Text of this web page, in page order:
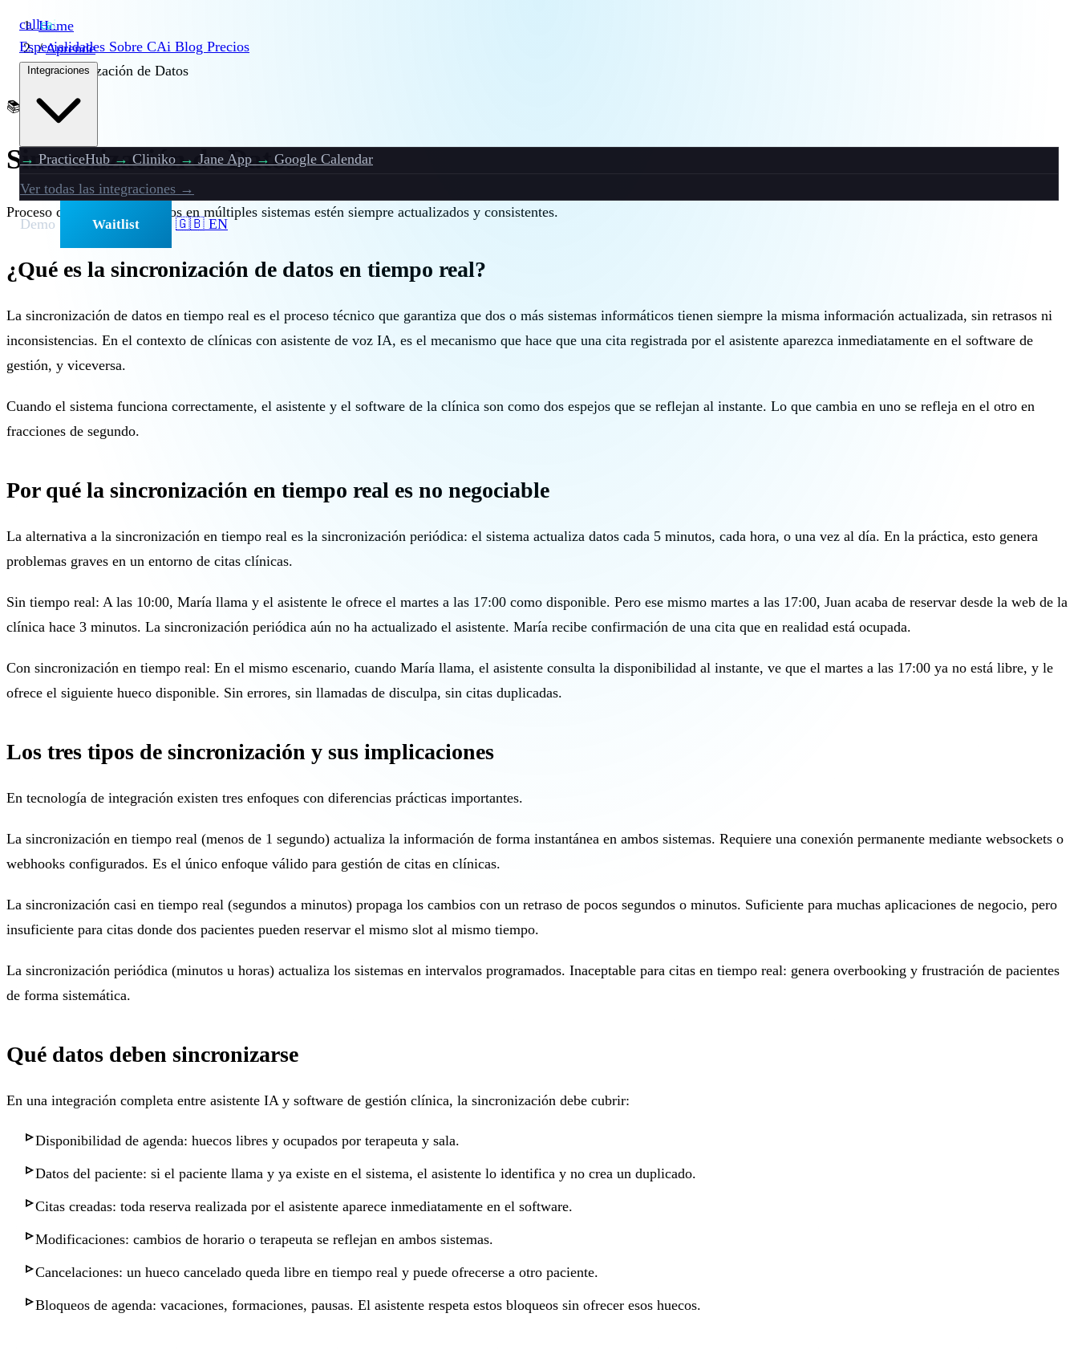
callcai
Especialidades Sobre CAi Blog Precios
→ PracticeHub → Cliniko → Jane App → Google Calendar
Ver todas las integraciones →
Demo Waitlist 🇬🇧 EN
Home
/ Aprende
/ Sincronización de Datos
📚 Intermedio
Sincronización de Datos
Proceso de asegurar que datos en múltiples sistemas estén siempre actualizados y consistentes.
¿Qué es la sincronización de datos en tiempo real?
La sincronización de datos en tiempo real es el proceso técnico que garantiza que dos o más sistemas informáticos tienen siempre la misma información actualizada, sin retrasos ni
inconsistencias. En el contexto de clínicas con asistente de voz IA, es el mecanismo que hace que una cita registrada por el asistente aparezca inmediatamente en el software de
gestión, y viceversa.
Cuando el sistema funciona correctamente, el asistente y el software de la clínica son como dos espejos que se reflejan al instante. Lo que cambia en uno se refleja en el otro en
fracciones de segundo.
Por qué la sincronización en tiempo real es no negociable
La alternativa a la sincronización en tiempo real es la sincronización periódica: el sistema actualiza datos cada 5 minutos, cada hora, o una vez al día. En la práctica, esto genera
problemas graves en un entorno de citas clínicas.
Sin tiempo real: A las 10:00, María llama y el asistente le ofrece el martes a las 17:00 como disponible. Pero ese mismo martes a las 17:00, Juan acaba de reservar desde la web de la
clínica hace 3 minutos. La sincronización periódica aún no ha actualizado el asistente. María recibe confirmación de una cita que en realidad está ocupada.
Con sincronización en tiempo real: En el mismo escenario, cuando María llama, el asistente consulta la disponibilidad al instante, ve que el martes a las 17:00 ya no está libre, y le
ofrece el siguiente hueco disponible. Sin errores, sin llamadas de disculpa, sin citas duplicadas.
Los tres tipos de sincronización y sus implicaciones
En tecnología de integración existen tres enfoques con diferencias prácticas importantes.
La sincronización en tiempo real (menos de 1 segundo) actualiza la información de forma instantánea en ambos sistemas. Requiere una conexión permanente mediante websockets o
webhooks configurados. Es el único enfoque válido para gestión de citas en clínicas.
La sincronización casi en tiempo real (segundos a minutos) propaga los cambios con un retraso de pocos segundos o minutos. Suficiente para muchas aplicaciones de negocio, pero
insuficiente para citas donde dos pacientes pueden reservar el mismo slot al mismo tiempo.
La sincronización periódica (minutos u horas) actualiza los sistemas en intervalos programados. Inaceptable para citas en tiempo real: genera overbooking y frustración de pacientes
de forma sistemática.
Qué datos deben sincronizarse
En una integración completa entre asistente IA y software de gestión clínica, la sincronización debe cubrir:
Disponibilidad de agenda: huecos libres y ocupados por terapeuta y sala.
Datos del paciente: si el paciente llama y ya existe en el sistema, el asistente lo identifica y no crea un duplicado.
Citas creadas: toda reserva realizada por el asistente aparece inmediatamente en el software.
Modificaciones: cambios de horario o terapeuta se reflejan en ambos sistemas.
Cancelaciones: un hueco cancelado queda libre en tiempo real y puede ofrecerse a otro paciente.
Bloqueos de agenda: vacaciones, formaciones, pausas. El asistente respeta estos bloqueos sin ofrecer esos huecos.